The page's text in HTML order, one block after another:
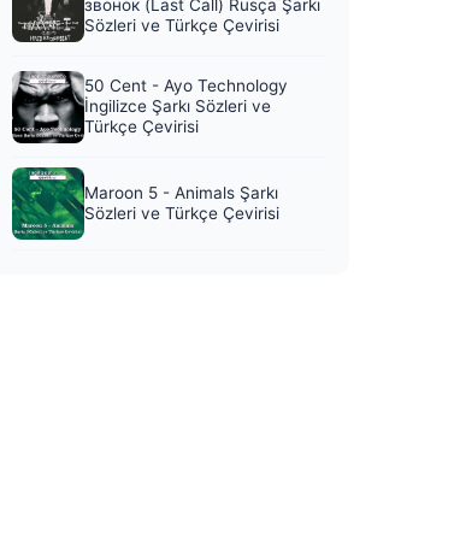
звонок (Last Call) Rusça Şarkı
Sözleri ve Türkçe Çevirisi
50 Cent - Ayo Technology
İngilizce Şarkı Sözleri ve
Türkçe Çevirisi
Maroon 5 - Animals Şarkı
Sözleri ve Türkçe Çevirisi